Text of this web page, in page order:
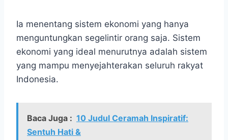
Ia menentang sistem ekonomi yang hanya
menguntungkan segelintir orang saja. Sistem
ekonomi yang ideal menurutnya adalah sistem
yang mampu menyejahterakan seluruh rakyat
Indonesia.
Baca Juga : 10 Judul Ceramah Inspiratif:
Sentuh Hati &